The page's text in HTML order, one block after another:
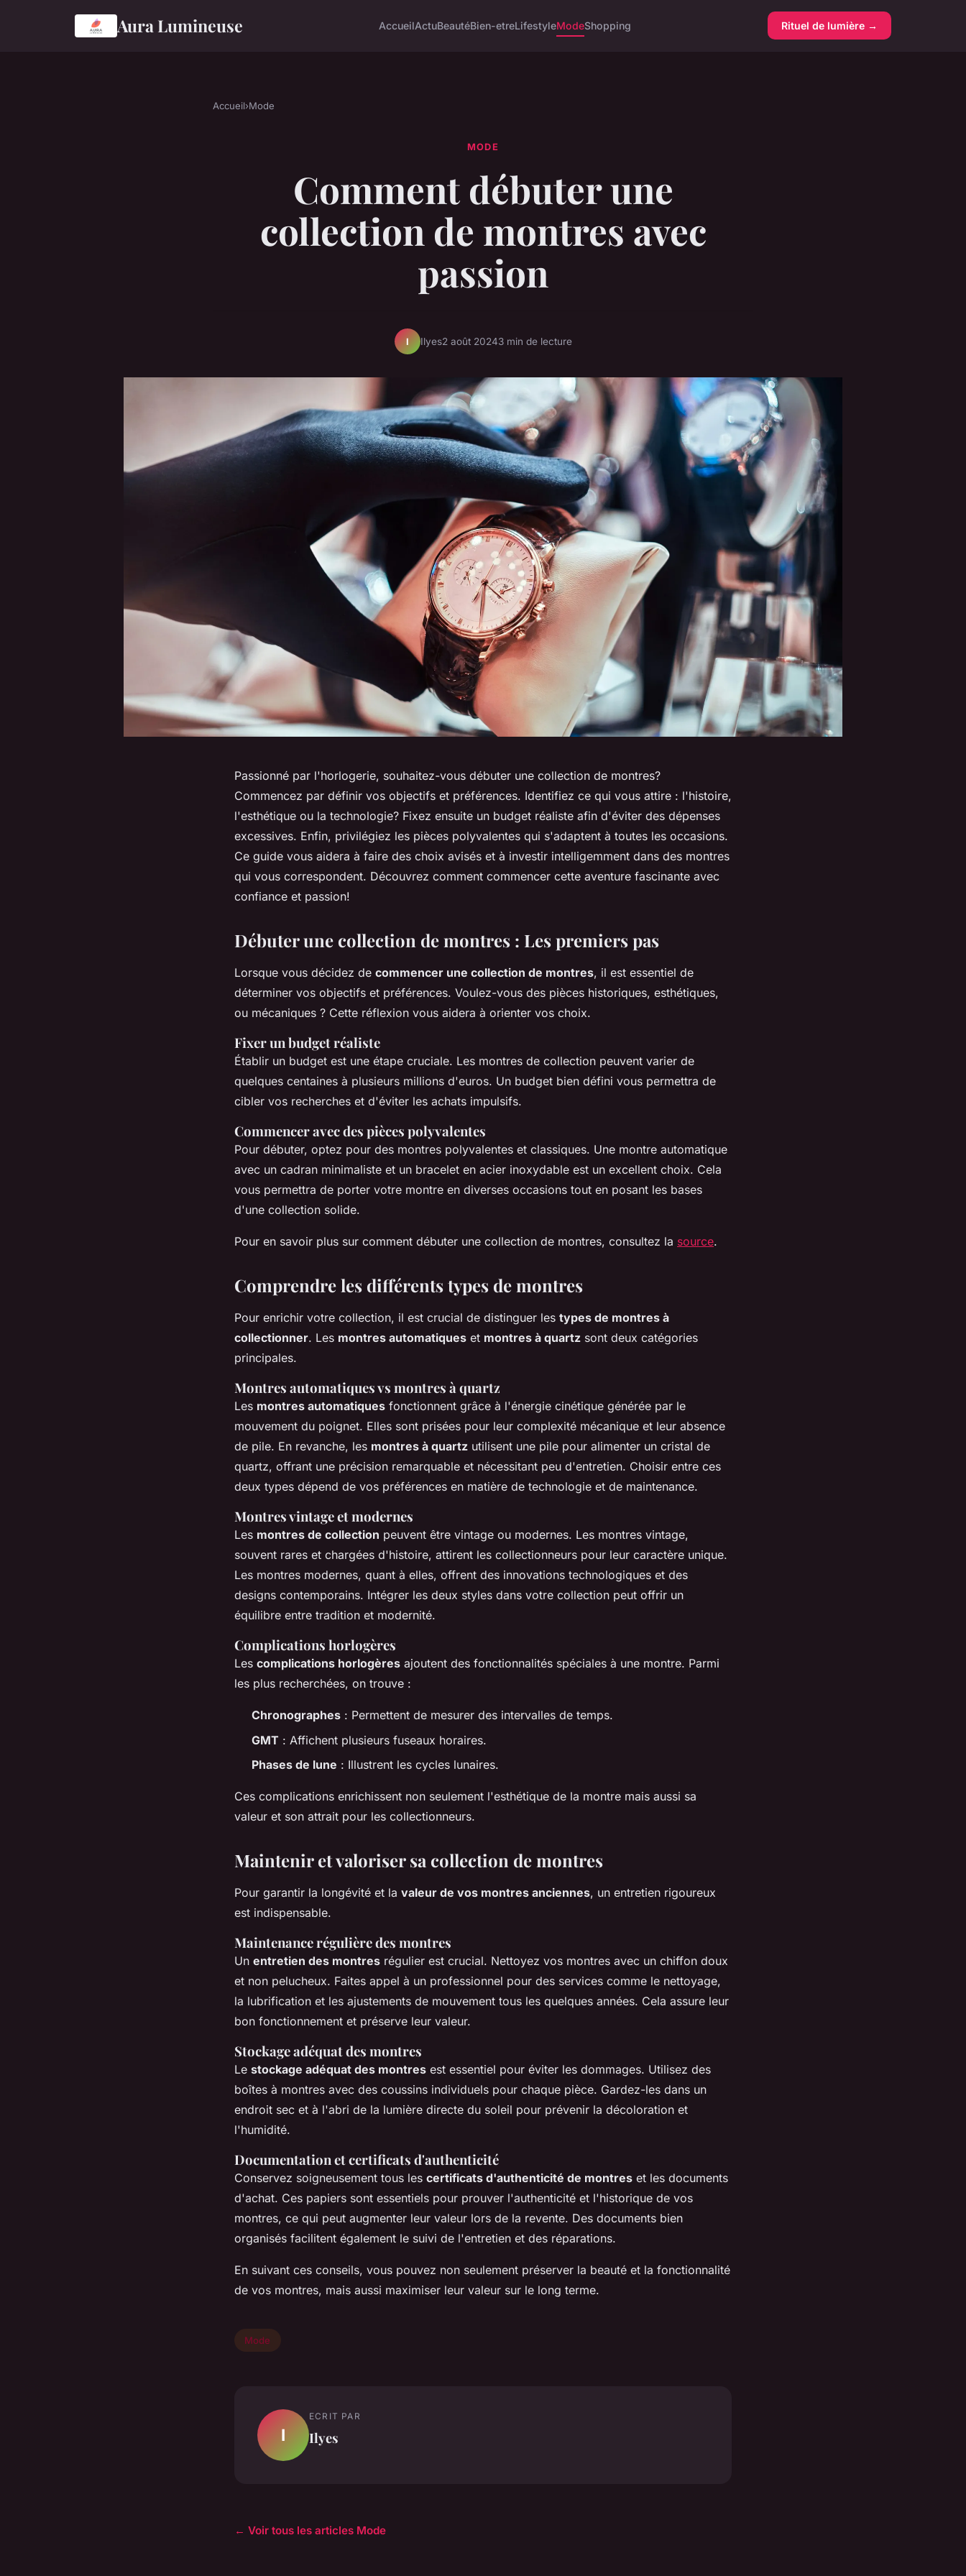
Aura Lumineuse AccueilActuBeautéBien-etreLifestyleModeShopping Rituel de lumière →
Accueil›Mode
MODE
Comment débuter une
collection de montres avec
passion
I Ilyes2 août 20243 min de lecture
Passionné par l'horlogerie, souhaitez-vous débuter une collection de montres?
Commencez par définir vos objectifs et préférences. Identifiez ce qui vous attire : l'histoire,
l'esthétique ou la technologie? Fixez ensuite un budget réaliste afin d'éviter des dépenses
excessives. Enfin, privilégiez les pièces polyvalentes qui s'adaptent à toutes les occasions.
Ce guide vous aidera à faire des choix avisés et à investir intelligemment dans des montres
qui vous correspondent. Découvrez comment commencer cette aventure fascinante avec
confiance et passion!
Débuter une collection de montres : Les premiers pas
Lorsque vous décidez de commencer une collection de montres, il est essentiel de
déterminer vos objectifs et préférences. Voulez-vous des pièces historiques, esthétiques,
ou mécaniques ? Cette réflexion vous aidera à orienter vos choix.
Fixer un budget réaliste
Établir un budget est une étape cruciale. Les montres de collection peuvent varier de
quelques centaines à plusieurs millions d'euros. Un budget bien défini vous permettra de
cibler vos recherches et d'éviter les achats impulsifs.
Commencer avec des pièces polyvalentes
Pour débuter, optez pour des montres polyvalentes et classiques. Une montre automatique
avec un cadran minimaliste et un bracelet en acier inoxydable est un excellent choix. Cela
vous permettra de porter votre montre en diverses occasions tout en posant les bases
d'une collection solide.
Pour en savoir plus sur comment débuter une collection de montres, consultez la source.
Comprendre les différents types de montres
Pour enrichir votre collection, il est crucial de distinguer les types de montres à
collectionner. Les montres automatiques et montres à quartz sont deux catégories
principales.
Montres automatiques vs montres à quartz
Les montres automatiques fonctionnent grâce à l'énergie cinétique générée par le
mouvement du poignet. Elles sont prisées pour leur complexité mécanique et leur absence
de pile. En revanche, les montres à quartz utilisent une pile pour alimenter un cristal de
quartz, offrant une précision remarquable et nécessitant peu d'entretien. Choisir entre ces
deux types dépend de vos préférences en matière de technologie et de maintenance.
Montres vintage et modernes
Les montres de collection peuvent être vintage ou modernes. Les montres vintage,
souvent rares et chargées d'histoire, attirent les collectionneurs pour leur caractère unique.
Les montres modernes, quant à elles, offrent des innovations technologiques et des
designs contemporains. Intégrer les deux styles dans votre collection peut offrir un
équilibre entre tradition et modernité.
Complications horlogères
Les complications horlogères ajoutent des fonctionnalités spéciales à une montre. Parmi
les plus recherchées, on trouve :
Chronographes : Permettent de mesurer des intervalles de temps.
GMT : Affichent plusieurs fuseaux horaires.
Phases de lune : Illustrent les cycles lunaires.
Ces complications enrichissent non seulement l'esthétique de la montre mais aussi sa
valeur et son attrait pour les collectionneurs.
Maintenir et valoriser sa collection de montres
Pour garantir la longévité et la valeur de vos montres anciennes, un entretien rigoureux
est indispensable.
Maintenance régulière des montres
Un entretien des montres régulier est crucial. Nettoyez vos montres avec un chiffon doux
et non pelucheux. Faites appel à un professionnel pour des services comme le nettoyage,
la lubrification et les ajustements de mouvement tous les quelques années. Cela assure leur
bon fonctionnement et préserve leur valeur.
Stockage adéquat des montres
Le stockage adéquat des montres est essentiel pour éviter les dommages. Utilisez des
boîtes à montres avec des coussins individuels pour chaque pièce. Gardez-les dans un
endroit sec et à l'abri de la lumière directe du soleil pour prévenir la décoloration et
l'humidité.
Documentation et certificats d'authenticité
Conservez soigneusement tous les certificats d'authenticité de montres et les documents
d'achat. Ces papiers sont essentiels pour prouver l'authenticité et l'historique de vos
montres, ce qui peut augmenter leur valeur lors de la revente. Des documents bien
organisés facilitent également le suivi de l'entretien et des réparations.
En suivant ces conseils, vous pouvez non seulement préserver la beauté et la fonctionnalité
de vos montres, mais aussi maximiser leur valeur sur le long terme.
Mode
I
ECRIT PAR
Ilyes
← Voir tous les articles Mode